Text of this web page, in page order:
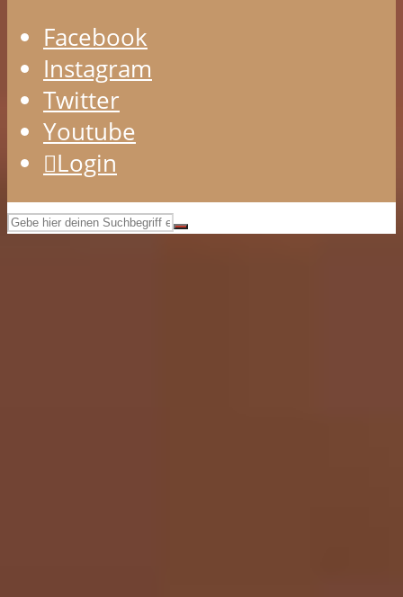
Facebook
Instagram
Twitter
Youtube
Login